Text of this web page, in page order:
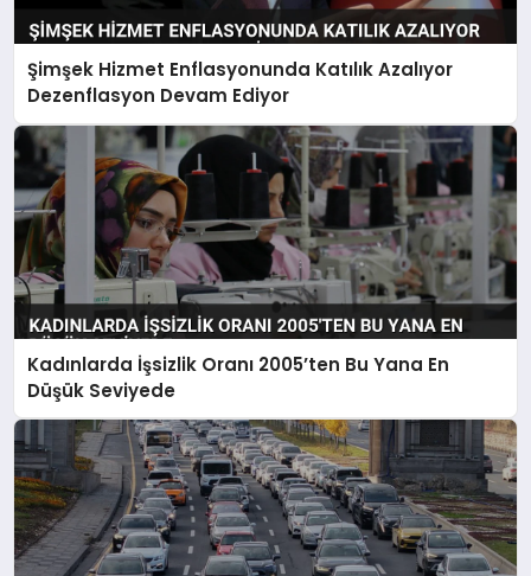
Şimşek Hizmet Enflasyonunda Katılık Azalıyor
Dezenflasyon Devam Ediyor
Kadınlarda İşsizlik Oranı 2005’ten Bu Yana En
Düşük Seviyede